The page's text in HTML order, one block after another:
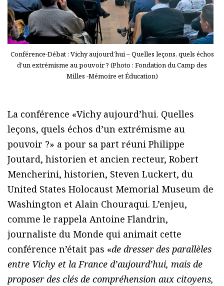
Conférence-Débat : Vichy aujourd’hui – Quelles leçons, quels échos
d’un extrémisme au pouvoir ? (Photo : Fondation du Camp des
Milles -Mémoire et Éducation)
La conférence «Vichy aujourd’hui. Quelles
leçons, quels échos d’un extrémisme au
pouvoir ?» a pour sa part réuni Philippe
Joutard, historien et ancien recteur, Robert
Mencherini, historien, Steven Luckert, du
United States Holocaust Memorial Museum de
Washington et Alain Chouraqui. L’enjeu,
comme le rappela Antoine Flandrin,
journaliste du Monde qui animait cette
conférence n’était pas «de dresser des parallèles
entre Vichy et la France d’aujourd’hui, mais de
proposer des clés de compréhension aux citoyens,